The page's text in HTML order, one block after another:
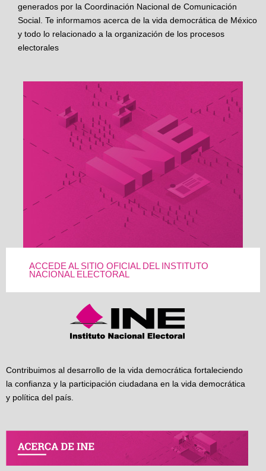
generados por la Coordinación Nacional de Comunicación
Social. Te informamos acerca de la vida democrática de México
y todo lo relacionado a la organización de los procesos
electorales
ACCEDE AL SITIO OFICIAL DEL INSTITUTO
NACIONAL ELECTORAL
Contribuimos al desarrollo de la vida democrática fortaleciendo
la confianza y la participación ciudadana en la vida democrática
y política del país.